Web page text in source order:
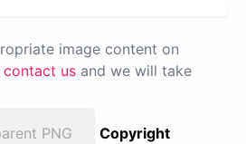
image content on
contact us and we will take
PNG
Copyright